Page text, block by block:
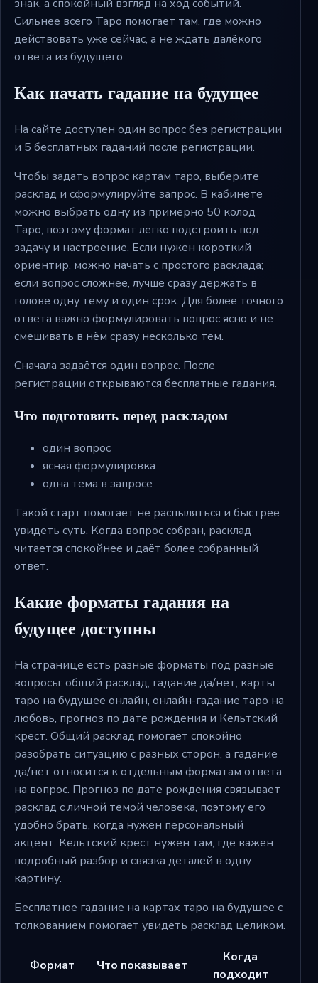
знак, а спокойный взгляд на ход событий.
Сильнее всего Таро помогает там, где можно
действовать уже сейчас, а не ждать далёкого
ответа из будущего.
Как начать гадание на будущее
На сайте доступен один вопрос без регистрации
и 5 бесплатных гаданий после регистрации.
Чтобы задать вопрос картам таро, выберите
расклад и сформулируйте запрос. В кабинете
можно выбрать одну из примерно 50 колод
Таро, поэтому формат легко подстроить под
задачу и настроение. Если нужен короткий
ориентир, можно начать с простого расклада;
если вопрос сложнее, лучше сразу держать в
голове одну тему и один срок. Для более точного
ответа важно формулировать вопрос ясно и не
смешивать в нём сразу несколько тем.
Сначала задаётся один вопрос. После
регистрации открываются бесплатные гадания.
Что подготовить перед раскладом
один вопрос
ясная формулировка
одна тема в запросе
Такой старт помогает не распыляться и быстрее
увидеть суть. Когда вопрос собран, расклад
читается спокойнее и даёт более собранный
ответ.
Какие форматы гадания на
будущее доступны
На странице есть разные форматы под разные
вопросы: общий расклад, гадание да/нет, карты
таро на будущее онлайн, онлайн-гадание таро на
любовь, прогноз по дате рождения и Кельтский
крест. Общий расклад помогает спокойно
разобрать ситуацию с разных сторон, а гадание
да/нет относится к отдельным форматам ответа
на вопрос. Прогноз по дате рождения связывает
расклад с личной темой человека, поэтому его
удобно брать, когда нужен персональный
акцент. Кельтский крест нужен там, где важен
подробный разбор и связка деталей в одну
картину.
Бесплатное гадание на картах таро на будущее с
толкованием помогает увидеть расклад целиком.
Формат Что показывает
Когда
подходит